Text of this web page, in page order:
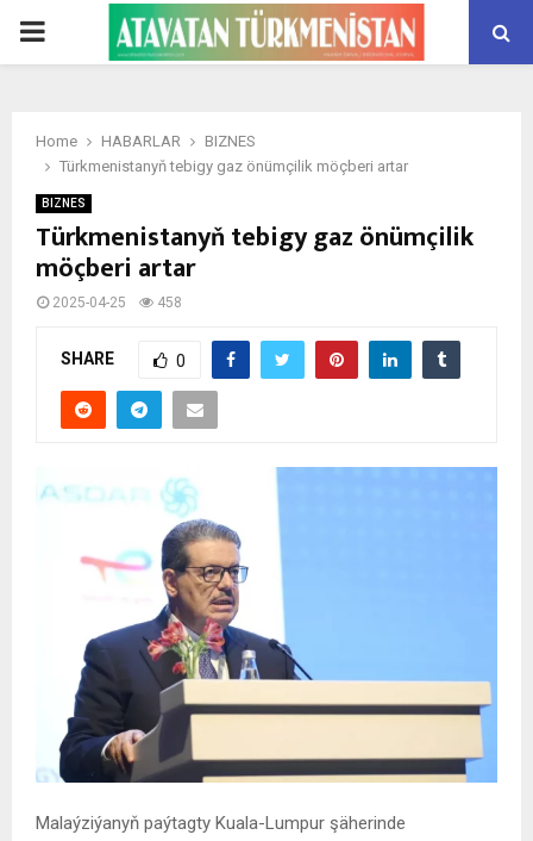
PRIMARY
Home HABARLAR
BIZNES
Türkmenistanyň tebigy gaz önümçilik möçberi artar
BIZNES
Türkmenistanyň tebigy gaz önümçilik
möçberi artar
2025-04-25 458
SHARE 0
Malaýziýanyň paýtagty Kuala-Lumpur şäherinde